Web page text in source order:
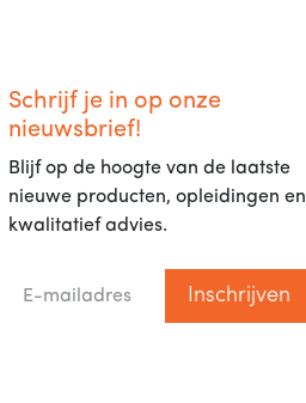
Schrijf je in op onze
nieuwsbrief!
Blijf op de hoogte van de laatste
nieuwe producten, opleidingen en
kwalitatief advies.
Inschrijven